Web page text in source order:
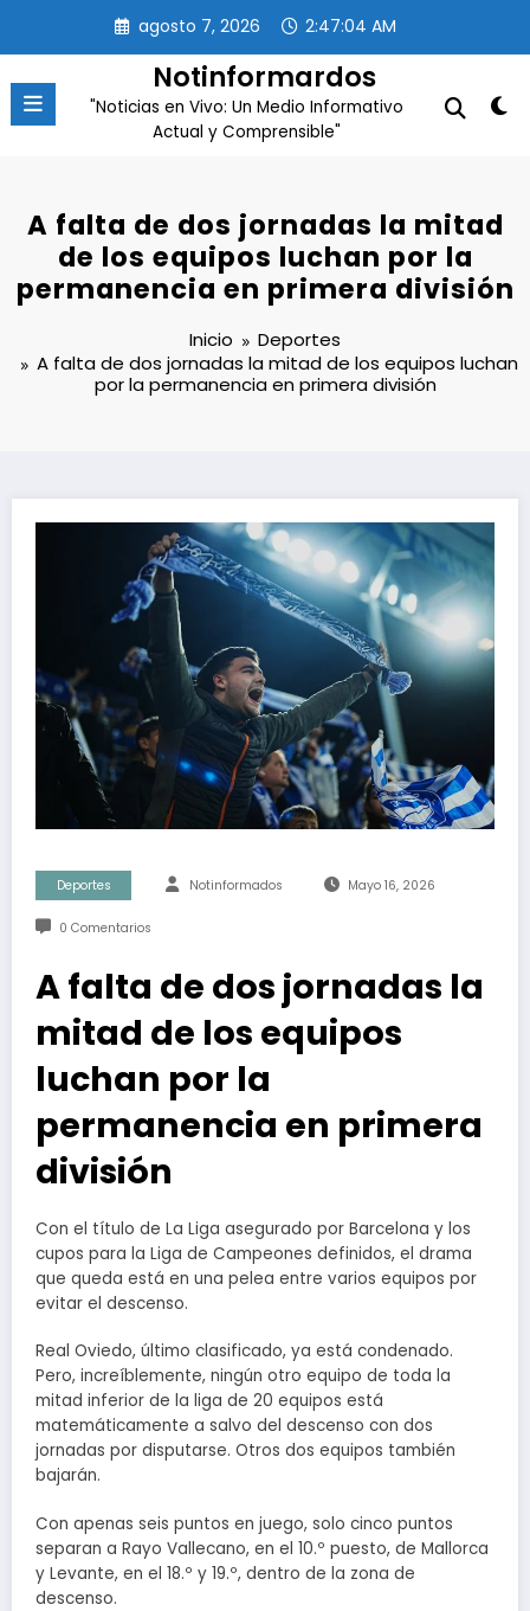
contenido
agosto 7, 2026 2:47:04 AM
Notinformardos
"Noticias en Vivo: Un Medio Informativo
Actual y Comprensible"
A falta de dos jornadas la mitad
de los equipos luchan por la
permanencia en primera división
Inicio
Deportes
A falta de dos jornadas la mitad de los equipos luchan
por la permanencia en primera división
Deportes Notinformados Mayo 16, 2026
0 Comentarios
A falta de dos jornadas la
mitad de los equipos
luchan por la
permanencia en primera
división
Con el título de La Liga asegurado por Barcelona y los
cupos para la Liga de Campeones definidos, el drama
que queda está en una pelea entre varios equipos por
evitar el descenso.
Real Oviedo, último clasificado, ya está condenado.
Pero, increíblemente, ningún otro equipo de toda la
mitad inferior de la liga de 20 equipos está
matemáticamente a salvo del descenso con dos
jornadas por disputarse. Otros dos equipos también
bajarán.
Con apenas seis puntos en juego, solo cinco puntos
separan a Rayo Vallecano, en el 10.º puesto, de Mallorca
y Levante, en el 18.º y 19.º, dentro de la zona de
descenso.